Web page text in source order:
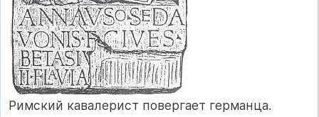
Римский кавалерист повергает германца.